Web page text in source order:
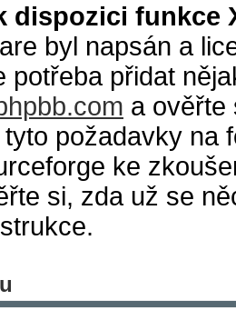
dispozici funkce
byl napsán a
potřeba přidat
a ověřte
požadavky na
ke
si, zda už se